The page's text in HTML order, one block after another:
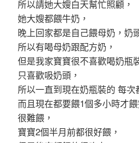
所以請她大嫂白天幫忙照顧，
她大嫂都餵牛奶，
晚上回家都是自己餵母奶，奶
所以有喝母奶跟配方奶，
但是我家寶寶很不喜歡喝奶瓶
只喜歡吸奶頭，
所以一直到現在奶瓶裝的 每次
而且現在都要餵1個多小時才餵
很難餵，
寶寶2個半月前都很好餵，